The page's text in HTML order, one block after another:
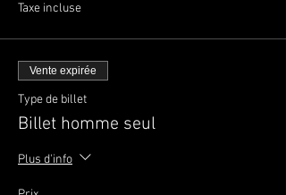
Taxe incluse
Vente expirée
Type de billet
Billet homme seul
Plus d'info